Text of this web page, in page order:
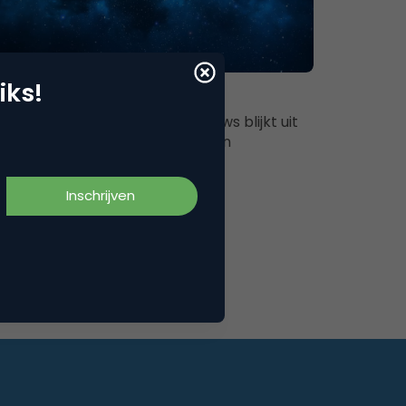
veroorzaakt Playlistism
release van iTunes voor Windows blijkt uit
monden in een nieuwe vorm van